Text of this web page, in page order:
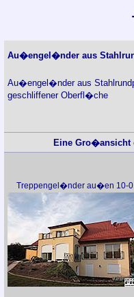
Au�engel�nder aus
Au�engel�nder aus
geschliffener Oberfl�che
Eine Gro�ansicht
Treppengel�nder au�en 10-